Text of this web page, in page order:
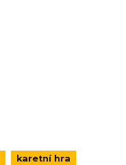
karetní hra